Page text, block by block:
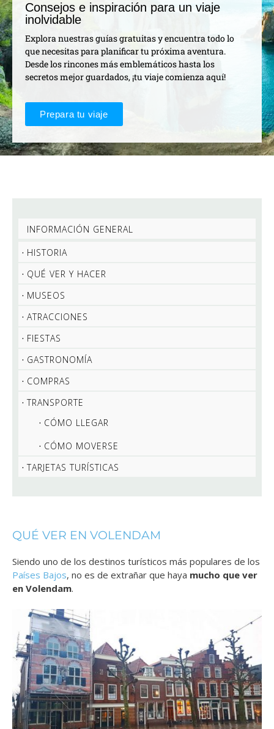
Consejos e inspiración para un viaje
inolvidable
Explora nuestras guías gratuitas y encuentra todo lo
que necesitas para planificar tu próxima aventura.
Desde los rincones más emblemáticos hasta los
secretos mejor guardados, ¡tu viaje comienza aquí!
Prepara tu viaje
INFORMACIÓN GENERAL
HISTORIA
QUÉ VER Y HACER
MUSEOS
ATRACCIONES
FIESTAS
GASTRONOMÍA
COMPRAS
TRANSPORTE
CÓMO LLEGAR
CÓMO MOVERSE
TARJETAS TURÍSTICAS
QUÉ VER EN VOLENDAM
Siendo uno de los destinos turísticos más populares de los
Países Bajos, no es de extrañar que haya mucho que ver
en Volendam.